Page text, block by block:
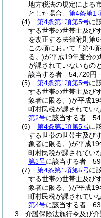
地方税法の規定による
とした場合、 第4条第1
(4)
第4条第1項第5号に
する世帯の世帯主及び
を改正する法律附則第
この項において「第4
る。)が平成19年度分
が課されていないもの
該当する者 54,720円
(5)
第4条第1項第5号に
する世帯の世帯主及び
象者に限る。)が平成19
町村民税が課されてい
第2号に該当する者
(6)
第4条第1項第5号に
する世帯の世帯主及び
象者に限る。)が平成19
町村民税が課されてい
第3号に該当する者
(7)
第4条第1項第5号に
する世帯の世帯主及び
象者に限る。)が平成19
町村民税が課されてい
第4号に該当する者
3
介護保険法施行令及び